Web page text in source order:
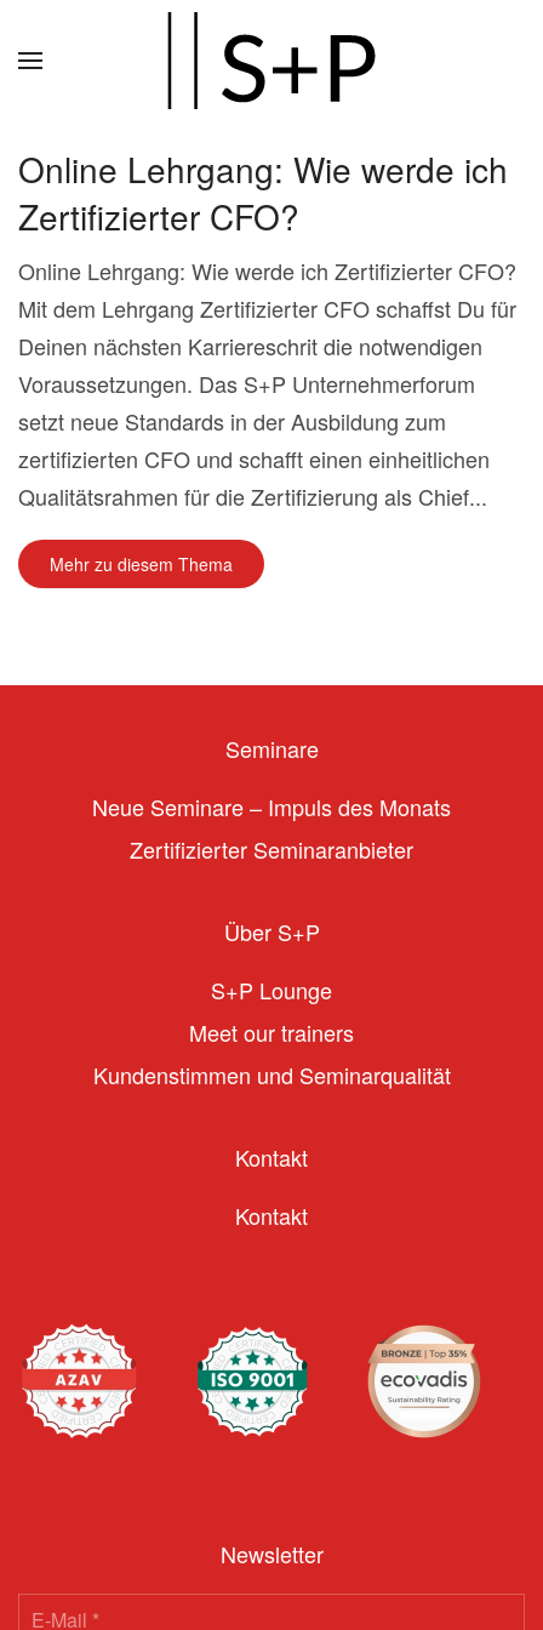
Online Lehrgang: Wie werde ich
Zertifizierter CFO?
Online Lehrgang: Wie werde ich Zertifizierter CFO?
Mit dem Lehrgang Zertifizierter CFO schaffst Du für
Deinen nächsten Karriereschrit die notwendigen
Voraussetzungen. Das S+P Unternehmerforum
setzt neue Standards in der Ausbildung zum
zertifizierten CFO und schafft einen einheitlichen
Qualitätsrahmen für die Zertifizierung als Chief...
Mehr zu diesem Thema
Seminare
Neue Seminare – Impuls des Monats
Zertifizierter Seminaranbieter
Über S+P
S+P Lounge
Meet our trainers
Kundenstimmen und Seminarqualität
Kontakt
Kontakt
Newsletter